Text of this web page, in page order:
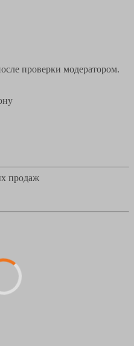
проверки модератором.
продаж